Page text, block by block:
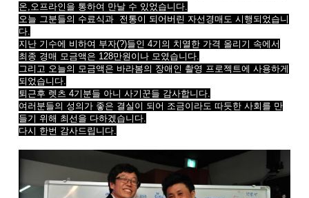
온,오프라인을 통하여 만날 수 있었습니다.
오늘 그분들의 수료식과 전통이 되어버린 자선경매도 시행되었습니
다.
지난 기수에 비하여 부자(?)들인 4기의 치열한 가격 올리기 속에서
최종 경매 모금액은 128만원이나 모였습니다.
그리고 오늘의 모금액은 바라봄의 장애인 촬영 프로젝트에 사용하게
되었습니다.
퇴근후 렛츠 4기분들 아니 사기꾼들 감사합니다.
여러분들의 성의가 좋은 결실이 되어 조금이라도 따듯한 사회를 만
들기 위해 최선을 다하겠습니다.
다시 한번 감사드립니다.